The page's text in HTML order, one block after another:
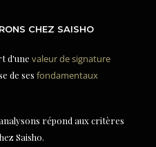
CHEZ SAISHO
d'une valeur de signature
de ses fondamentaux
répond aux critères
Saisho.